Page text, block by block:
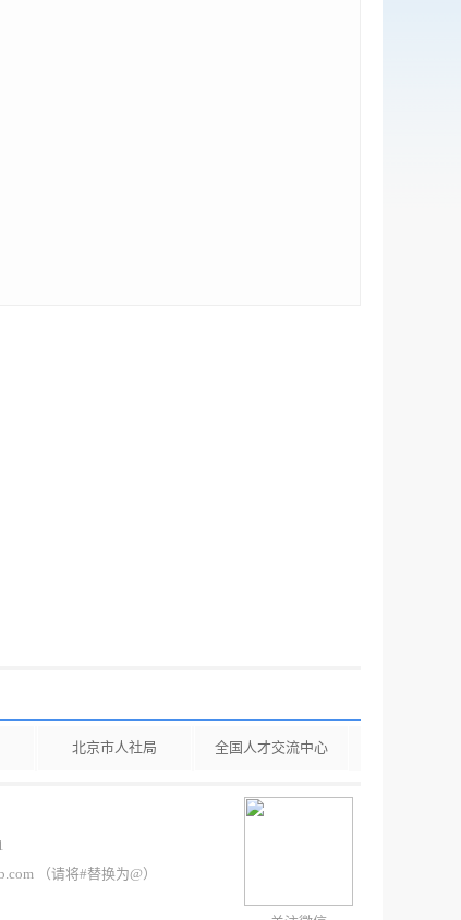
北京市人社局 全国人才交流中心
（请将#替换为@）